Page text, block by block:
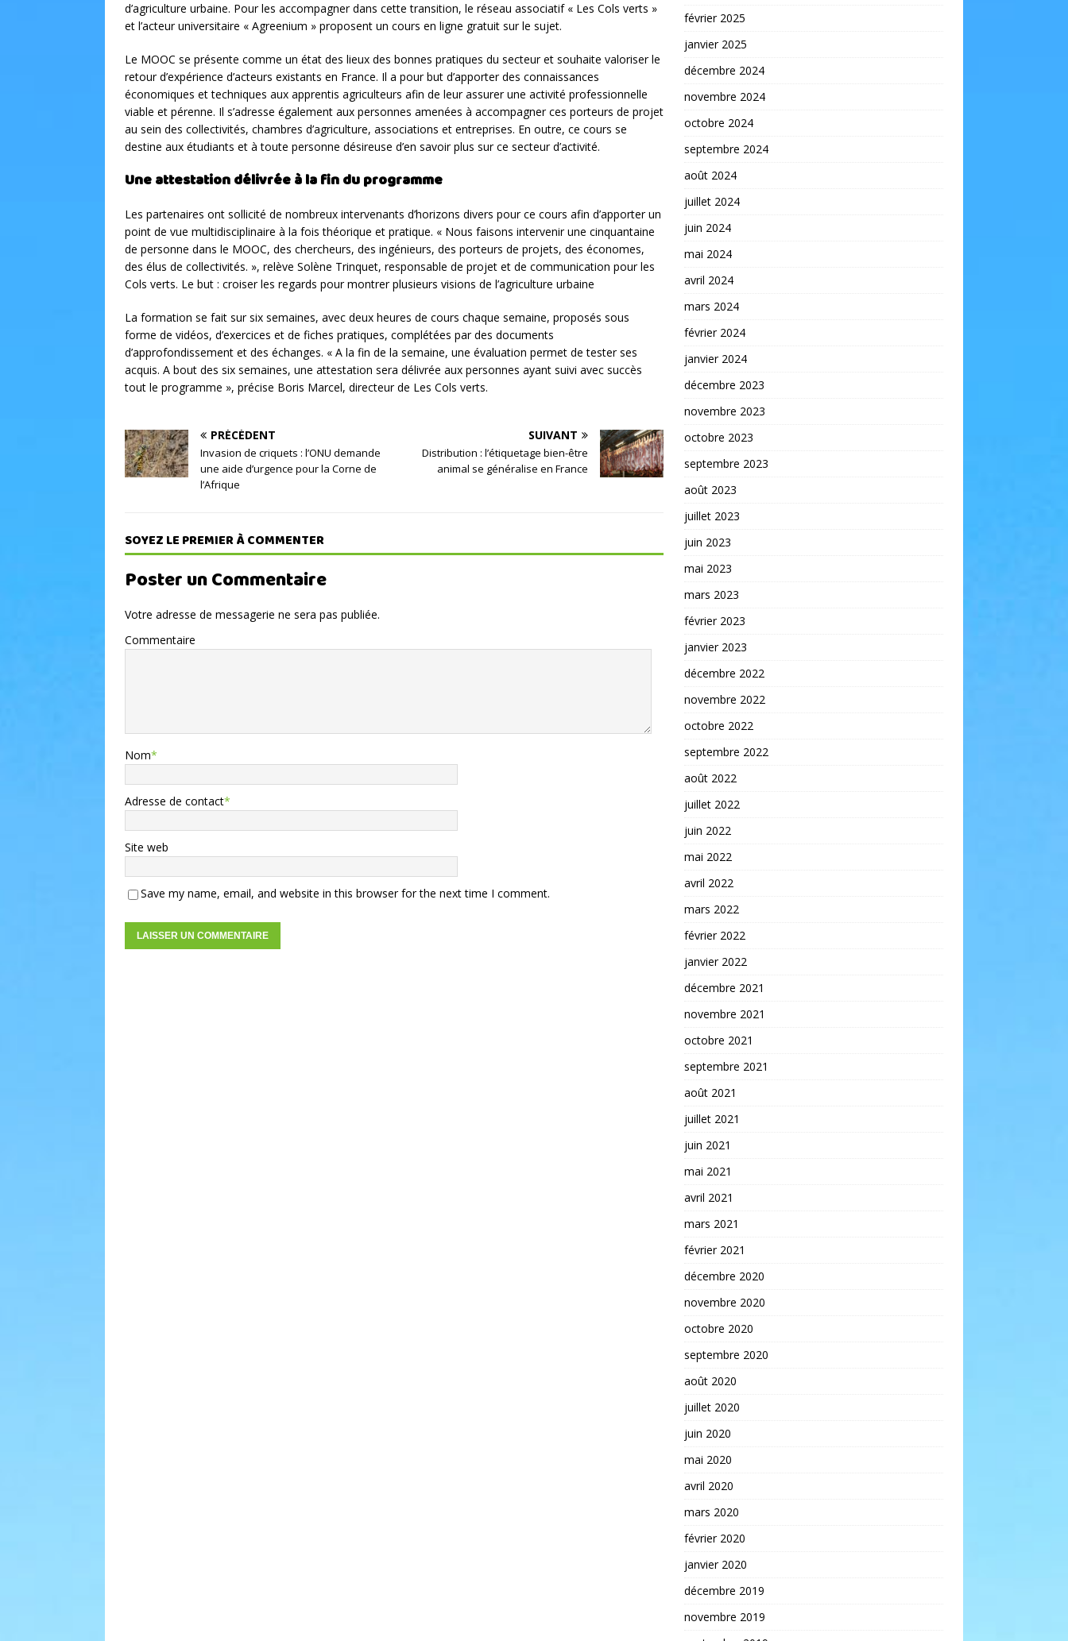
d’agriculture urbaine. Pour les accompagner dans cette transition, le réseau associatif « Les Cols verts »
et l’acteur universitaire « Agreenium » proposent un cours en ligne gratuit sur le sujet.
Le MOOC se présente comme un état des lieux des bonnes pratiques du secteur et souhaite valoriser le
retour d’expérience d’acteurs existants en France. Il a pour but d’apporter des connaissances
économiques et techniques aux apprentis agriculteurs afin de leur assurer une activité professionnelle
viable et pérenne. Il s’adresse également aux personnes amenées à accompagner ces porteurs de projet
au sein des collectivités, chambres d’agriculture, associations et entreprises. En outre, ce cours se
destine aux étudiants et à toute personne désireuse d’en savoir plus sur ce secteur d’activité.
Une attestation délivrée à la fin du programme
Les partenaires ont sollicité de nombreux intervenants d’horizons divers pour ce cours afin d’apporter un
point de vue multidisciplinaire à la fois théorique et pratique. « Nous faisons intervenir une cinquantaine
de personne dans le MOOC, des chercheurs, des ingénieurs, des porteurs de projets, des économes,
des élus de collectivités. », relève Solène Trinquet, responsable de projet et de communication pour les
Cols verts. Le but : croiser les regards pour montrer plusieurs visions de l’agriculture urbaine
La formation se fait sur six semaines, avec deux heures de cours chaque semaine, proposés sous
forme de vidéos, d’exercices et de fiches pratiques, complétées par des documents
d’approfondissement et des échanges. « A la fin de la semaine, une évaluation permet de tester ses
acquis. A bout des six semaines, une attestation sera délivrée aux personnes ayant suivi avec succès
tout le programme », précise Boris Marcel, directeur de Les Cols verts.
PRÉCÉDENT
Invasion de criquets : l’ONU demande
une aide d’urgence pour la Corne de
l’Afrique
SUIVANT
Distribution : l’étiquetage bien-être
animal se généralise en France
SOYEZ LE PREMIER À COMMENTER
Poster un Commentaire
Votre adresse de messagerie ne sera pas publiée.
Commentaire
Nom*
Adresse de contact*
Site web
Save my name, email, and website in this browser for the next time I comment.
février 2025
janvier 2025
décembre 2024
novembre 2024
octobre 2024
septembre 2024
août 2024
juillet 2024
juin 2024
mai 2024
avril 2024
mars 2024
février 2024
janvier 2024
décembre 2023
novembre 2023
octobre 2023
septembre 2023
août 2023
juillet 2023
juin 2023
mai 2023
mars 2023
février 2023
janvier 2023
décembre 2022
novembre 2022
octobre 2022
septembre 2022
août 2022
juillet 2022
juin 2022
mai 2022
avril 2022
mars 2022
février 2022
janvier 2022
décembre 2021
novembre 2021
octobre 2021
septembre 2021
août 2021
juillet 2021
juin 2021
mai 2021
avril 2021
mars 2021
février 2021
décembre 2020
novembre 2020
octobre 2020
septembre 2020
août 2020
juillet 2020
juin 2020
mai 2020
avril 2020
mars 2020
février 2020
janvier 2020
décembre 2019
novembre 2019